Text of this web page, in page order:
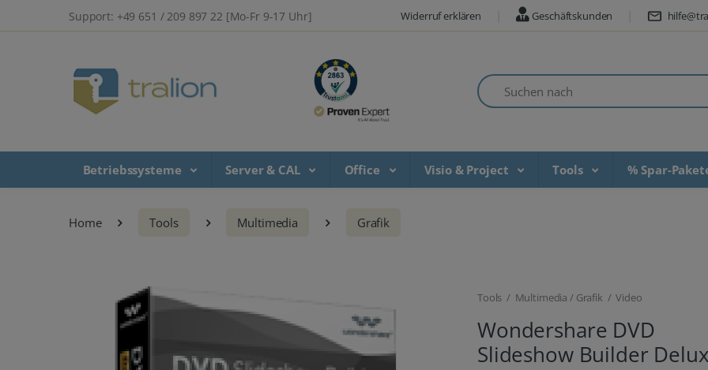
Support: +49 651 / 209 897 22 [Mo-Fr 9-17 Uhr] Widerruf erklären Geschäftskunden
Suchen nach
Betriebssysteme Server & CAL Office Visio & Project Tools % Spar-
Home Tools Multimedia Grafik
Tools / Multimedia / Grafik / Video
Wondershare DVD
Slideshow Builder